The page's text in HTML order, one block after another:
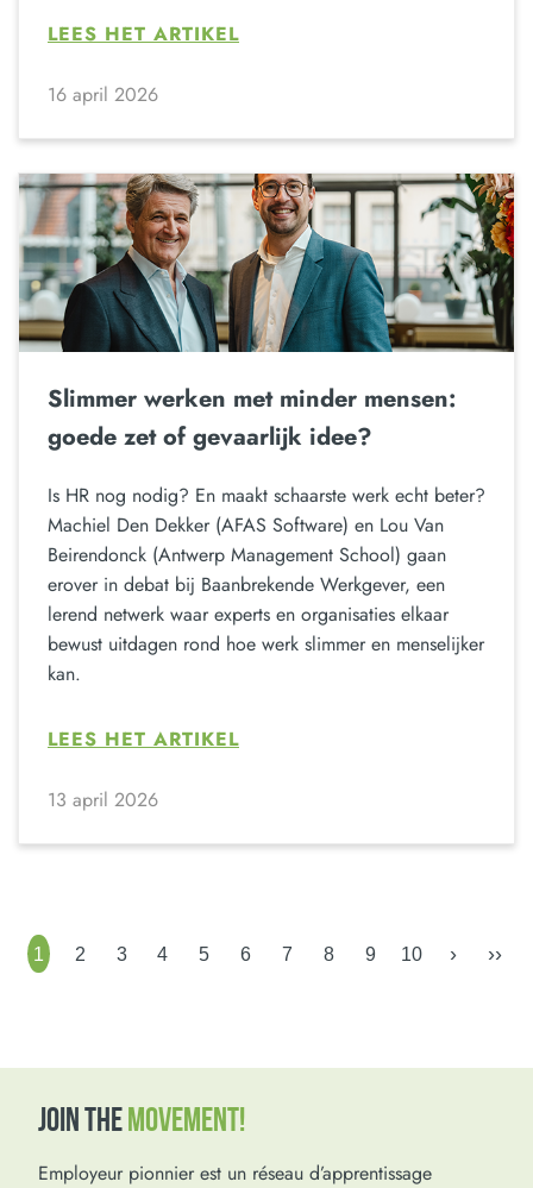
LEES HET ARTIKEL
16 april 2026
Slimmer werken met minder mensen:
goede zet of gevaarlijk idee?
Is HR nog nodig? En maakt schaarste werk echt beter?
Machiel Den Dekker (AFAS Software) en Lou Van
Beirendonck (Antwerp Management School) gaan
erover in debat bij Baanbrekende Werkgever, een
lerend netwerk waar experts en organisaties elkaar
bewust uitdagen rond hoe werk slimmer en menselijker
kan.
LEES HET ARTIKEL
13 april 2026
1 2 3 4 5 6 7 8 9 10 › ››
JOIN THEMOVEMENT!
Employeur pionnier est un réseau d’apprentissage